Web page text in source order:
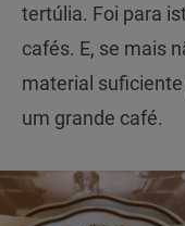
tertúlia. Foi para
cafés. E, se mais
material
um grande café.